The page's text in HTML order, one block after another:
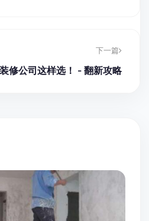
下一篇
修公司这样选！ - 翻新攻略